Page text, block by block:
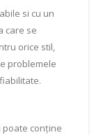
si cu un
care se
orice stil,
problemele
poate conține